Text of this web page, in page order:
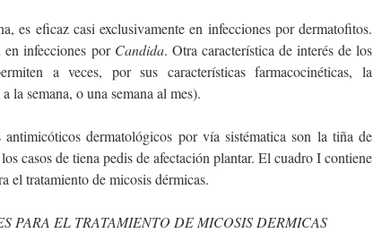
es eficaz casi exclusivamente en infecciones por dermatofitos.
en infecciones por Candida. Otra característica de interés de los
a veces, por sus características farmacocinéticas, la
la semana, o una semana al mes).
dermatológicos por vía sistématica son la tiña de
casos de tiena pedis de afectación plantar. El cuadro I contiene
el tratamiento de micosis dérmicas.
PARA EL TRATAMIENTO DE MICOSIS DERMICAS